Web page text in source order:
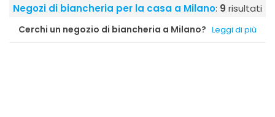
Negozi di biancheria per la casa a Milano: 9 risultati
Cerchi un negozio di biancheria a Milano? Leggi di più